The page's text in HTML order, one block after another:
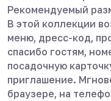
Рекомендуемый
В этой коллекции
меню, дресс-код,
спасибо гостям,
посадочную
приглашение.
браузере, на